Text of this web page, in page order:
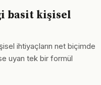
basit kişisel
ihtiyaçların net biçimde
uyan tek bir formül